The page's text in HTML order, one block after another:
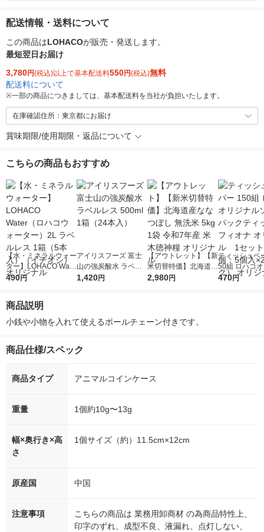
配送情報・送料について
この商品はLOHACOが販売・発送します。
最短翌日お届け
3,780円(税込)以上で基本配送料550円(税込)無料
配送料について
※一部の商品につきましては、基本配送料を当社が負担いたします。
在庫確認住所：東京都にお届け
賞味期限/使用期限・返品について
こちらの商品もおすすめ
【水・ミネラルウォー
ター】LOHACO Wate
r（ロハコウォータ
シ） オリジナル
490円
アイリスフーズ 富士
山の強炭酸水 ラベル
レス 500ml 1箱（24
1,420円
【アウトレット】【新
米切替特価】北海道産
ななつぼし 無洗米 5k
2,980円
ティッシュペ
50組 ロハコ
ルソフトパッ
470円
商品説明
小銭や小物を入れて使えるボールチェーン付きです。
商品仕様/スペック
商品タイプ アニマルコインケース
重量 1個約10g〜13g
幅×奥行き×高
さ
1個サイズ（約）11.5cm×12cm
原産国 中国
注意事項
こちらの商品は 業務用卸商材 の為商品特性上、
印字のずれ、成型不良、液漏れ、点灯しない、